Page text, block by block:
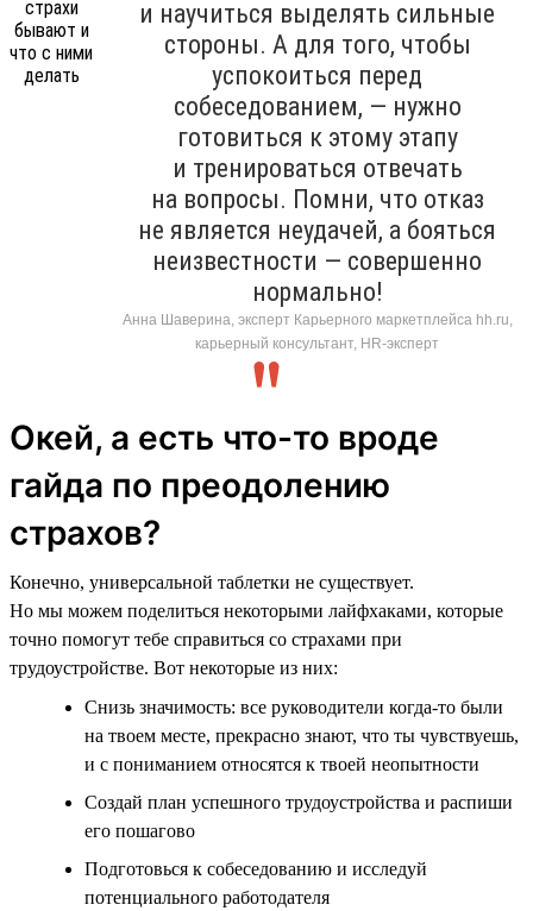
и научиться выделять сильные
стороны. А для того, чтобы
успокоиться перед
собеседованием, — нужно
готовиться к этому этапу
и тренироваться отвечать
на вопросы. Помни, что отказ
не является неудачей, а бояться
неизвестности — совершенно
нормально!
Анна Шаверина, эксперт Карьерного маркетплейса hh.ru,
карьерный консультант, HR-эксперт
Окей, а есть что-то вроде
гайда по преодолению
страхов?
Конечно, универсальной таблетки не существует.
Но мы можем поделиться некоторыми лайфхаками, которые
точно помогут тебе справиться со страхами при
трудоустройстве. Вот некоторые из них:
Снизь значимость: все руководители когда-то были
на твоем месте, прекрасно знают, что ты чувствуешь,
и с пониманием относятся к твоей неопытности
Создай план успешного трудоустройства и распиши
его пошагово
Подготовься к собеседованию и исследуй
потенциального работодателя